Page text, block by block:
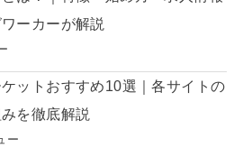
ーカーが解説
ットおすすめ10選｜各サイトの
を徹底解説
ー